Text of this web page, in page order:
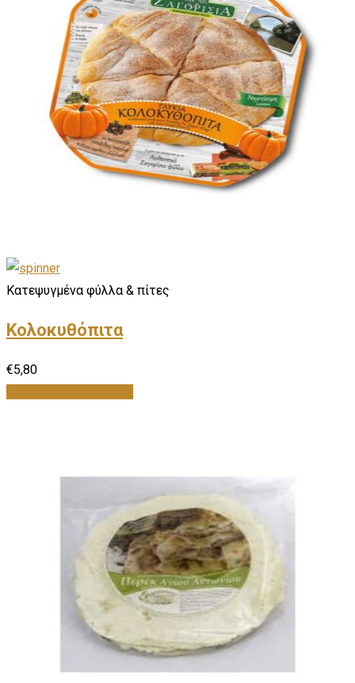
Κατεψυγμένα φύλλα & πίτες
Κολοκυθόπιτα
€5,80